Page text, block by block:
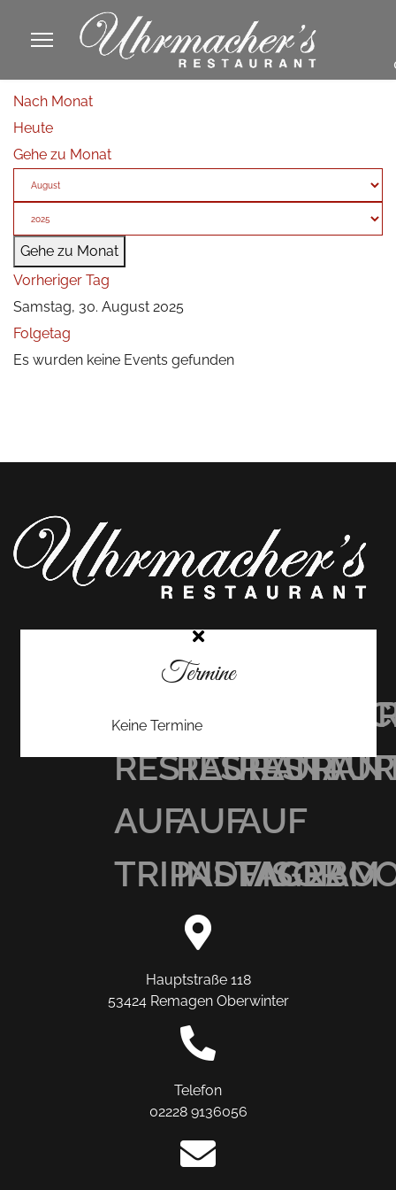
Nach Monat
Heute
Gehe zu Monat
Gehe zu Monat
Vorheriger Tag
Samstag, 30. August 2025
Folgetag
Es wurden keine Events gefunden
UHRMACHER’S
RESTAURANT
AUF
TRIPADVISOR
AUF
INSTAGRAM
AUF
Hauptstraße 118
53424 Remagen Oberwinter
Telefon
02228 9136056
Termine
Keine Termine